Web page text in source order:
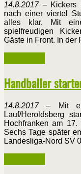
14.8.2017– Kickers
nach einer viertel
alles klar. Mit
spielfreudigen
Gäste in Front. In der
Handballer
14.8.2017– Mit
Lauf/Heroldsberg
Hochfranken am
Sechs Tage später
Landesliga-Nord SV